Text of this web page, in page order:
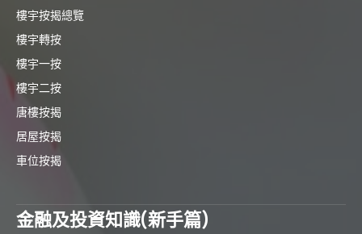
樓宇按揭總覽
樓宇轉按
樓宇一按
樓宇二按
唐樓按揭
居屋按揭
車位按揭
金融及投資知識(新手篇)